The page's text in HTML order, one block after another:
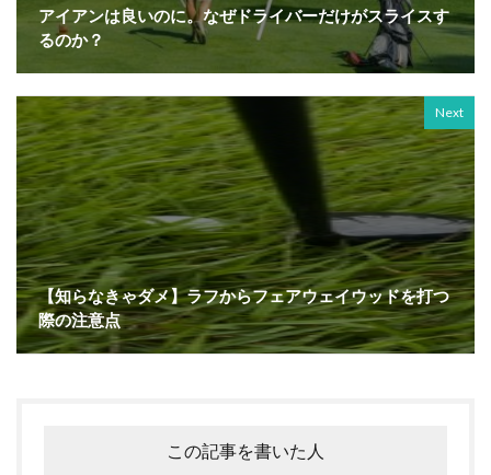
アイアンは良いのに。なぜドライバーだけがスライスす
るのか？
Next
【知らなきゃダメ】ラフからフェアウェイウッドを打つ
際の注意点
この記事を書いた人